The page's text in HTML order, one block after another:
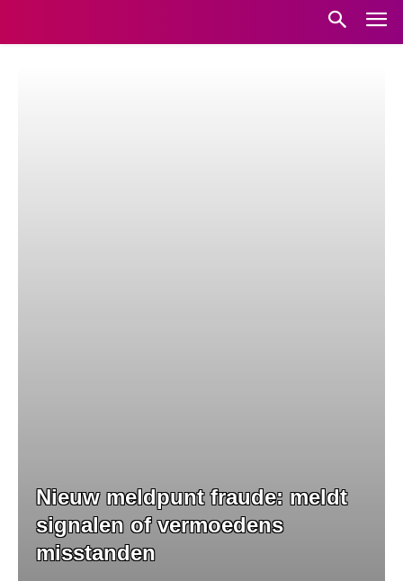
Nieuw meldpunt fraude: meldt
signalen of vermoedens
misstanden